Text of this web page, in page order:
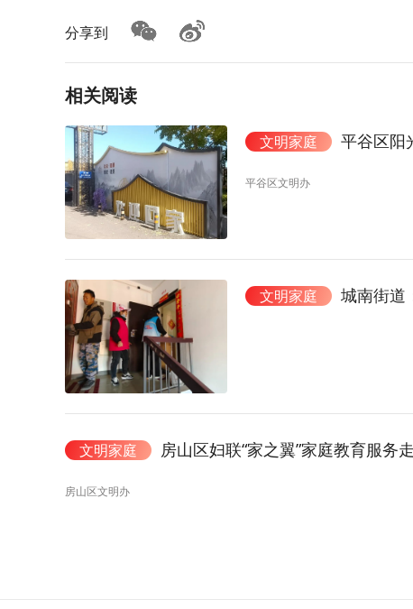
分享到
相关阅读
文明家庭 平谷区阳
平谷区文明办
文明家庭 城南街道
文明家庭 房山区妇联“家之翼”家庭教育服务
房山区文明办